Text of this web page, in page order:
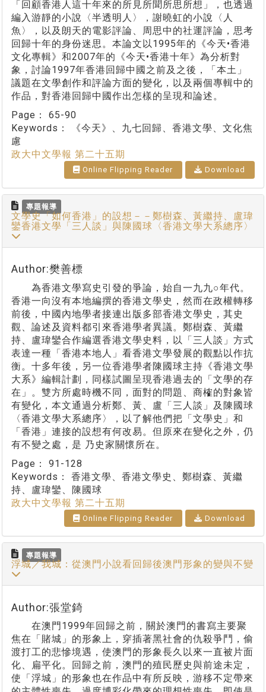
「回顧香港人這十年來的所見所聞所思所想」，也透過
編入游靜的小說〈半透明人〉，謝曉虹的小說〈人
魚〉，以及朗天的電影評論、周思中的社運評論，思考
回歸十年的身份迷思。本論文以1995年的《今天•香港
文化專輯》和2007年的《今天•香港十年》為分析對
象，討論1997年香港回歸中國之前及之後，「本土」
議題在文學創作和評論方面的變化，以及兩個專輯中的
作品，對香港回歸中國作出怎樣的呈現和論述。
Page： 65-90
Keywords：
《今天》、九七回歸、香港文學、文化焦
慮
政大中文學報 第二十五期
Online Flipping Reader Download
專題報導
文學史「如何香港」的設想－－鄭樹森、黃繼持、盧瑋
鑾香港文學「三人談」與陳國球〈香港文學大系總序〉
Author:樊善標
為香港文學寫史引發的爭論，始自一九九○年代。
香港一向沒有本地編撰的香港文學史，然而在政權轉移
前後，中國內地學者接連出版多部香港文學史，其史
觀、論述及資料都引來香港學者異議。鄭樹森、黃繼
持、盧瑋鑾合作編選香港文學史料，以「三人談」方式
表達一種「香港本地人」看香港文學發展的觀點以作抗
衡。十多年後，另一位香港學者陳國球主持《香港文學
大系》編輯計劃，同樣試圖呈現香港過去的「文學的存
在」。雙方所處時機不同，面對的問題、商榷的對象皆
有變化，本文通過分析鄭、黃、盧「三人談」及陳國球
〈香港文學大系總序〉，以了解他們把「文學史」和
「香港」連接的設想有何改易。但原來在變化之外，仍
有不變之處，是 乃史家關懷所在。
Page： 91-128
Keywords： 香港文學、香港文學史、鄭樹森、黃繼
持、盧瑋鑾、陳國球
政大中文學報 第二十五期
Online Flipping Reader Download
專題報導
浮城／我城：從澳門小說看回歸後澳門形象的變與不變
Author:張堂錡
在澳門1999年回歸之前，關於澳門的書寫主要聚
焦在「賭城」的形象上，穿插著黑社會的仇殺爭鬥，偷
渡打工的悲慘境遇，使澳門的形象長久以來一直被片面
化、扁平化。回歸之前，澳門的殖民歷史與前途未定，
使「浮城」的形象也在作品中有所反映，游移不定帶來